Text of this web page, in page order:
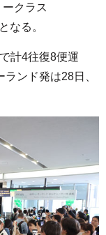
クラス
なる。
計4往復8便運
ンド発は28日、